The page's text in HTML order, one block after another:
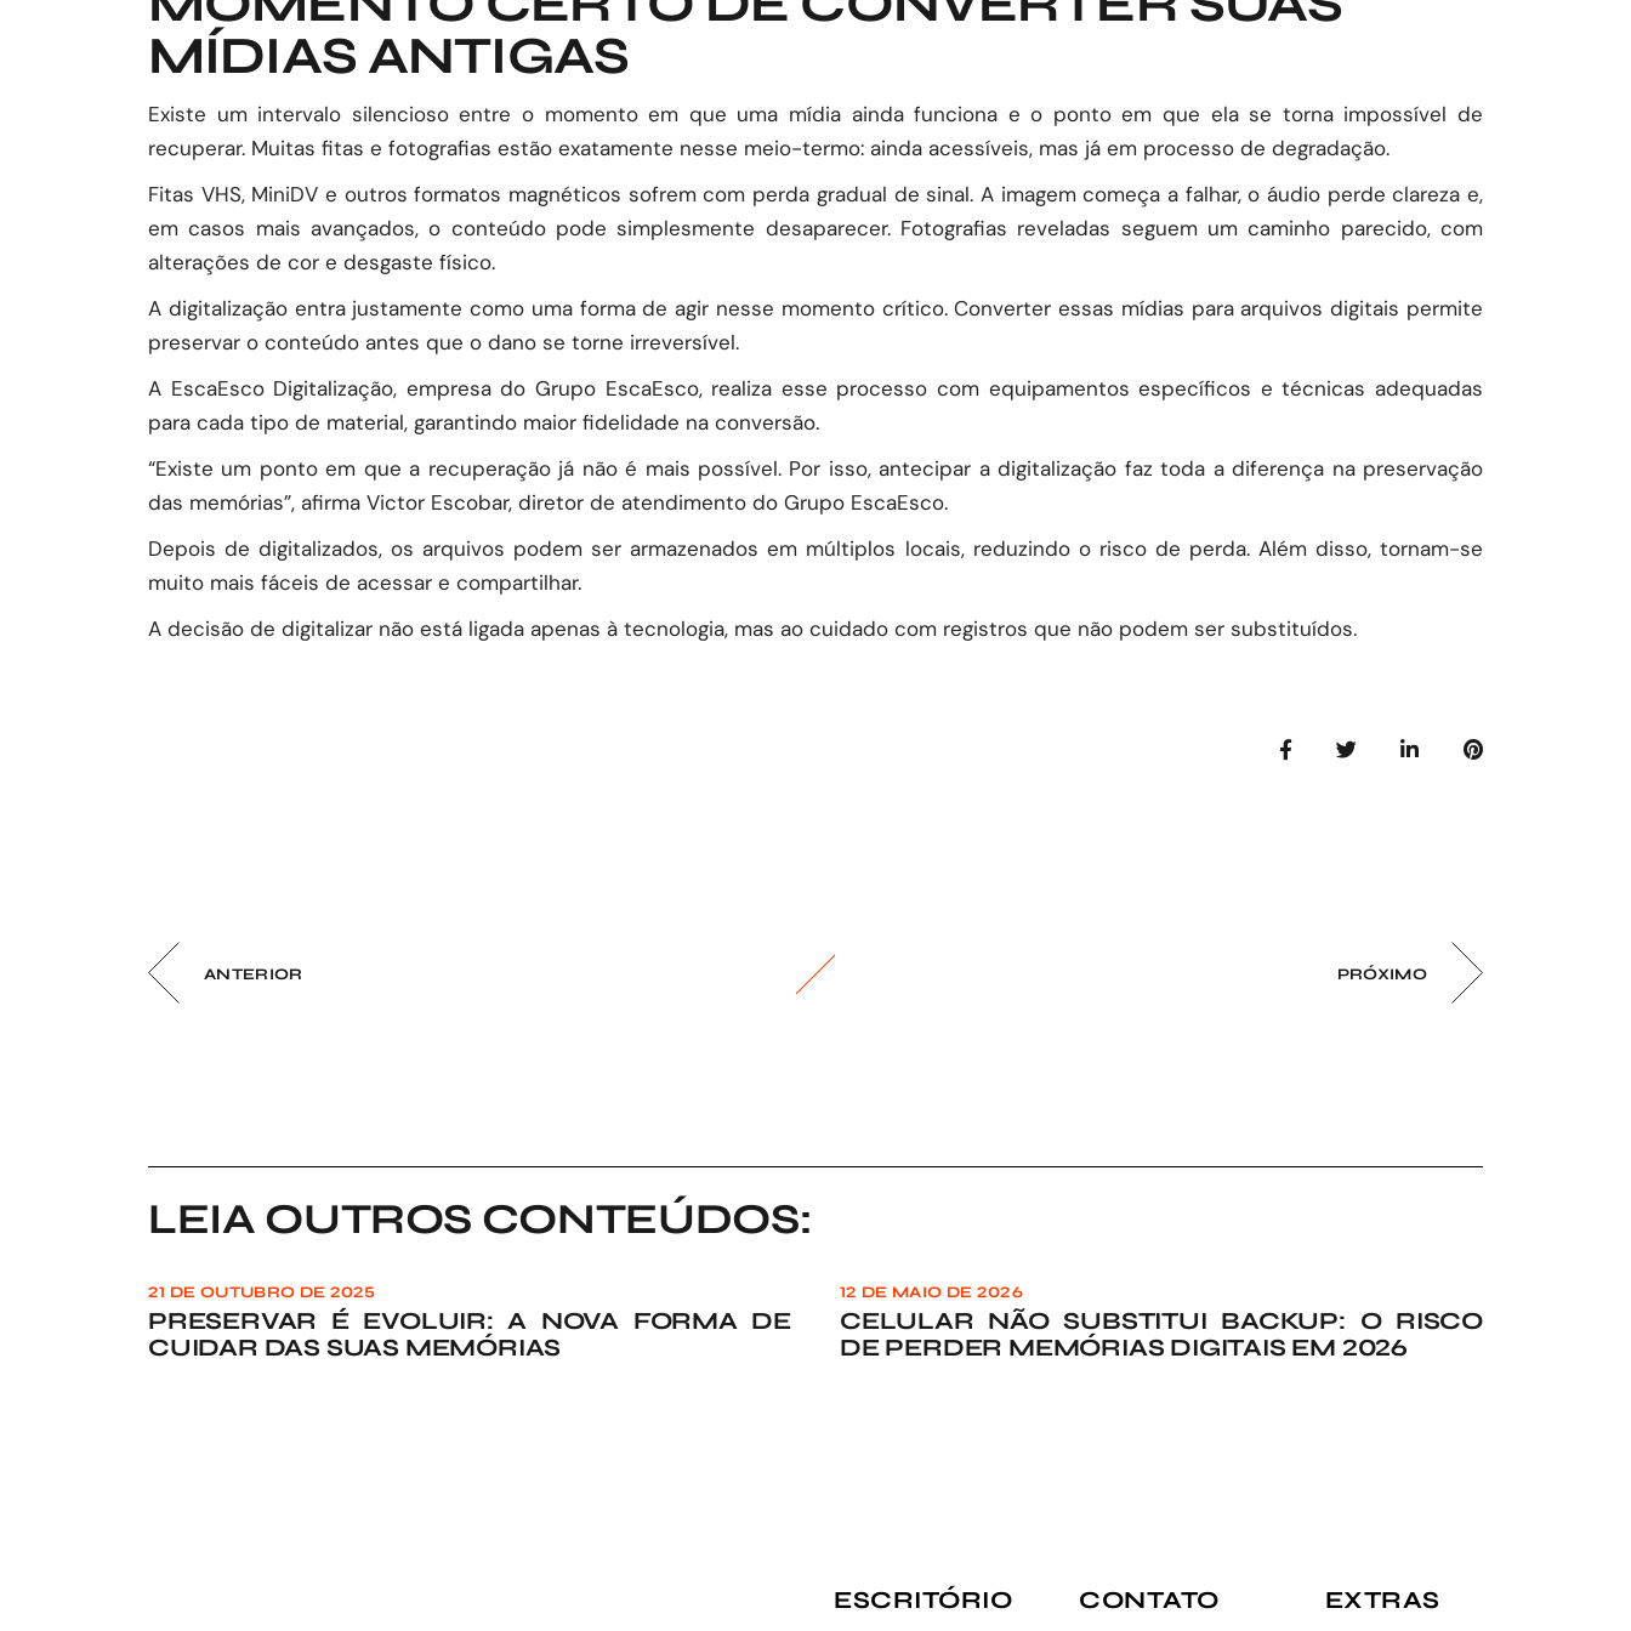
MÍDIAS ANTIGAS
Existe um intervalo silencioso entre o momento em que uma mídia ainda funciona e o ponto em que ela se torna impossível de
recuperar. Muitas fitas e fotografias estão exatamente nesse meio-termo: ainda acessíveis, mas já em processo de degradação.
Fitas VHS, MiniDV e outros formatos magnéticos sofrem com perda gradual de sinal. A imagem começa a falhar, o áudio perde clareza e,
em casos mais avançados, o conteúdo pode simplesmente desaparecer. Fotografias reveladas seguem um caminho parecido, com
alterações de cor e desgaste físico.
A digitalização entra justamente como uma forma de agir nesse momento crítico. Converter essas mídias para arquivos digitais permite
preservar o conteúdo antes que o dano se torne irreversível.
A EscaEsco Digitalização, empresa do Grupo EscaEsco, realiza esse processo com equipamentos específicos e técnicas adequadas
para cada tipo de material, garantindo maior fidelidade na conversão.
“Existe um ponto em que a recuperação já não é mais possível. Por isso, antecipar a digitalização faz toda a diferença na preservação
das memórias”, afirma Victor Escobar, diretor de atendimento do Grupo EscaEsco.
Depois de digitalizados, os arquivos podem ser armazenados em múltiplos locais, reduzindo o risco de perda. Além disso, tornam-se
muito mais fáceis de acessar e compartilhar.
A decisão de digitalizar não está ligada apenas à tecnologia, mas ao cuidado com registros que não podem ser substituídos.
ANTERIOR PRÓXIMO
LEIA OUTROS CONTEÚDOS:
21 DE OUTUBRO DE 2025
PRESERVAR É EVOLUIR: A NOVA FORMA DE
CUIDAR DAS SUAS MEMÓRIAS
12 DE MAIO DE 2026
CELULAR NÃO SUBSTITUI BACKUP: O RISCO
DE PERDER MEMÓRIAS DIGITAIS EM 2026
ESCRITÓRIO CONTATO EXTRAS